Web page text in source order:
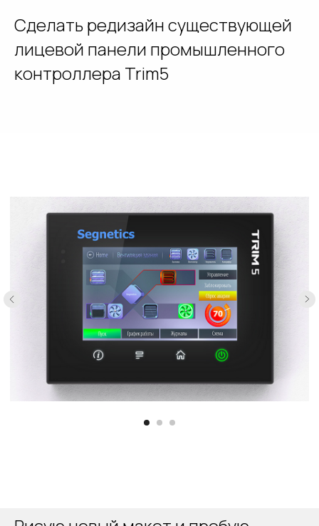
Сделать редизайн существующей
лицевой панели промышленного
контроллера Trim5